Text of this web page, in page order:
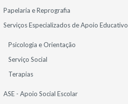
Papelaria e Reprografia
Serviços Especializados de Apoio Educativo
Psicologia e Orientação
Serviço Social
Terapias
ASE - Apoio Social Escolar